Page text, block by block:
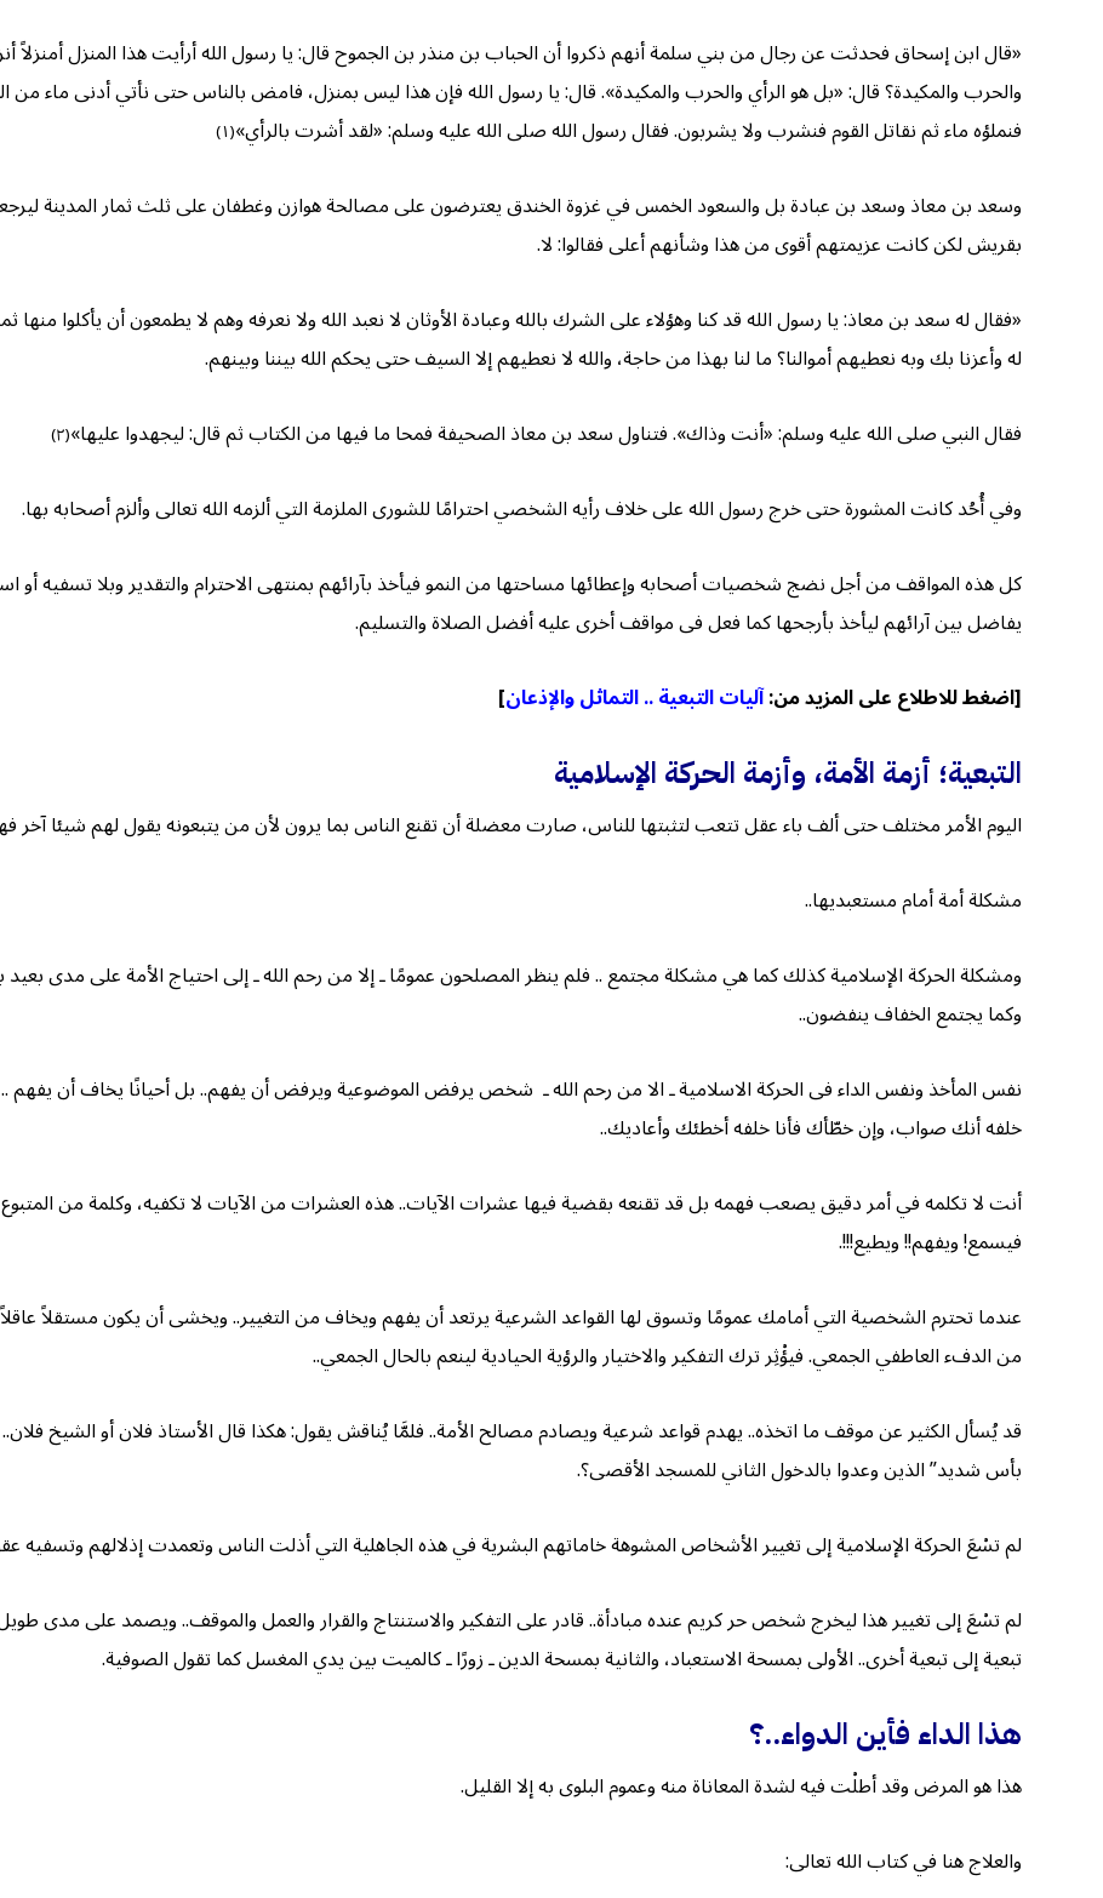
«قال ابن إسحاق فحدثت عن رجال من بني سلمة أنهم ذكروا أن الحباب بن منذر بن الجموح قال: يا رسول الله أرأيت هذا المنزل أمنزلاً
والحرب والمكيدة؟ قال: «بل هو الرأي والحرب والمكيدة». قال: يا رسول الله فإن هذا ليس بمنزل، فامض بالناس حتى نأتي أدنى ماء من
فنملؤه ماء ثم نقاتل القوم فنشرب ولا يشربون. فقال رسول الله صلى الله عليه وسلم: «لقد أشرت بالرأي»(١)
وسعد بن معاذ وسعد بن عبادة بل والسعود الخمس في غزوة الخندق يعترضون على مصالحة هوازن وغطفان على ثلث ثمار المدينة
بقريش لكن كانت عزيمتهم أقوى من هذا وشأنهم أعلى فقالوا: لا.
«فقال له سعد بن معاذ: يا رسول الله قد كنا وهؤلاء على الشرك بالله وعبادة الأوثان لا نعبد الله ولا نعرفه وهم لا يطمعون أن يأكلوا منها
له وأعزنا بك وبه نعطيهم أموالنا؟ ما لنا بهذا من حاجة، والله لا نعطيهم إلا السيف حتى يحكم الله بيننا وبينهم.
فقال النبي صلى الله عليه وسلم: «أنت وذاك». فتناول سعد بن معاذ الصحيفة فمحا ما فيها من الكتاب ثم قال: ليجهدوا عليها»(٢)
وفي أُحُد كانت المشورة حتى خرج رسول الله على خلاف رأيه الشخصي احترامًا للشورى الملزمة التي ألزمه الله تعالى وألزم أصحابه بها.
كل هذه المواقف من أجل نضج شخصيات أصحابه وإعطائها مساحتها من النمو فيأخذ بآرائهم بمنتهى الاحترام والتقدير وبلا تسفيه أو
يفاضل بين آرائهم ليأخذ بأرجحها كما فعل فى مواقف أخرى عليه أفضل الصلاة والتسليم.
[اضغط للاطلاع على المزيد من:آليات التبعية .. التماثل والإذعان]
التبعية؛ أزمة الأمة، وأزمة الحركة الإسلامية
اليوم الأمر مختلف حتى ألف باء عقل تتعب لتثبتها للناس، صارت معضلة أن تقنع الناس بما يرون لأن من يتبعونه يقول لهم شيئا
مشكلة أمة أمام مستعبديها..
ومشكلة الحركة الإسلامية كذلك كما هي مشكلة مجتمع .. فلم ينظر المصلحون عمومًا ـ إلا من رحم الله ـ إلى احتياج الأمة على مدى بعيد
وكما يجتمع الخفاف ينفضون..
نفس المأخذ ونفس الداء فى الحركة الاسلامية ـ الا من رحم الله ـ شخص يرفض الموضوعية ويرفض أن يفهم.. بل أحيانًا يخاف أن
خلفه أنك صواب، وإن خطّأك فأنا خلفه أخطئك وأعاديك..
أنت لا تكلمه في أمر دقيق يصعب فهمه بل قد تقنعه بقضية فيها عشرات الآيات.. هذه العشرات من الآيات لا تكفيه، وكلمة من المتبوع
فيسمع! ويفهم!! ويطيع!!!.
عندما تحترم الشخصية التي أمامك عمومًا وتسوق لها القواعد الشرعية يرتعد أن يفهم ويخاف من التغيير.. ويخشى أن يكون مستقلاً
من الدفء العاطفي الجمعي. فيؤْثِر ترك التفكير والاختيار والرؤية الحيادية لينعم بالحال الجمعي..
قد يُسأل الكثير عن موقف ما اتخذه.. يهدم قواعد شرعية ويصادم مصالح الأمة.. فلمَّا يُناقش يقول: هكذا قال الأستاذ فلان أو الشيخ فلان..
بأس شديد” الذين وعدوا بالدخول الثاني للمسجد الأقصى؟.
لم تسْعَ الحركة الإسلامية إلى تغيير الأشخاص المشوهة خاماتهم البشرية في هذه الجاهلية التي أذلت الناس وتعمدت إذلالهم
لم تسْعَ إلى تغيير هذا ليخرج شخص حر كريم عنده مبادأة.. قادر على التفكير والاستنتاج والقرار والعمل والموقف.. ويصمد على مدى
تبعية إلى تبعية أخرى.. الأولى بمسحة الاستعباد، والثانية بمسحة الدين ـ زورًا ـ كالميت بين يدي المغسل كما تقول الصوفية.
هذا الداء فأين الدواء..؟
هذا هو المرض وقد أطلْت فيه لشدة المعاناة منه وعموم البلوى به إلا القليل.
والعلاج هنا في كتاب الله تعالى: